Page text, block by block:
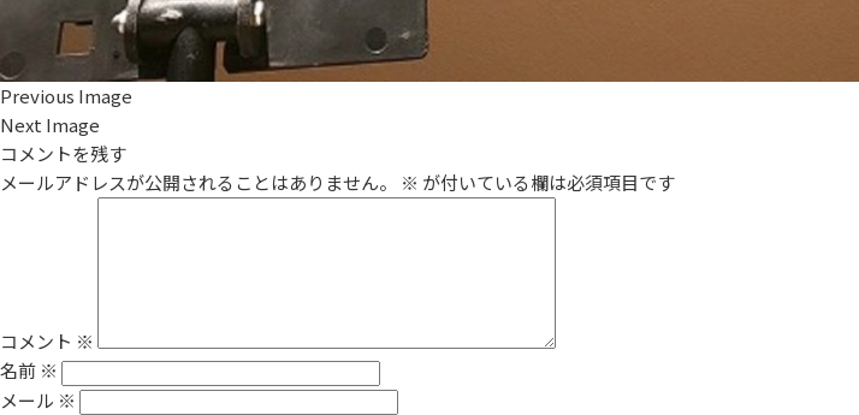
Previous Image
Next Image
コメントを残す
メールアドレスが公開されることはありません。
※ が付いている欄は必須項目です
コメント ※
名前 ※
メール ※